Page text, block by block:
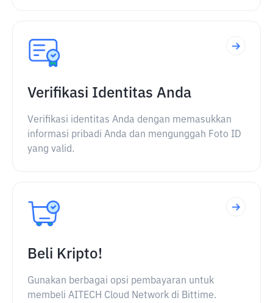
Verifikasi Identitas Anda
Verifikasi identitas Anda dengan memasukkan
informasi pribadi Anda dan mengunggah Foto ID
yang valid.
Beli Kripto!
Gunakan berbagai opsi pembayaran untuk
membeli AITECH Cloud Network di Bittime.